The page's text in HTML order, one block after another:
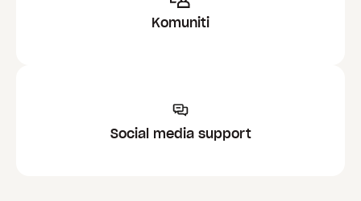
Komuniti
Social media support